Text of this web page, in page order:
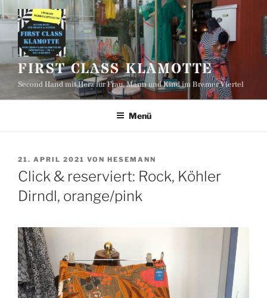
Zum
Inhalt
springen
FIRST CLASS KLAMOTTE
Second Hand mit Herz für Frau, Mann und Kind im Bremer Viertel
Menü
VERÖFFENTLICHT
AM
21. APRIL 2021 VON HESEMANN
Click & reserviert: Rock, Köhler
Dirndl, orange/pink